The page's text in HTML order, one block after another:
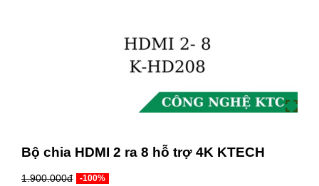
Bộ chia HDMI 2 ra 8 hỗ trợ 4K KTECH
1.900.000đ -100%